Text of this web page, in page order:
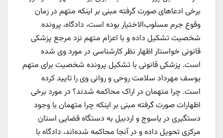
برخی ادعا‌های صورت گرفته مبنی بر اینکه متهم در زمان
وقوع جرم مسلوب‌الاختیار بوده است، دادگاه، پرونده
شخصیت تشکیل داده و با اعزام متهم نزد مرجع پزشکی
قانونی خواستار اظهار نظر کارشناسی در مورد وی شده
است. پزشکی قانونی با تشکیل پرونده شخصیت برای متهم
یوسف مهرداد سلامت روحی و روانی وی را تایید کرده
است. چرا متهمان در اراک محاکمه شدند؟ در مورد برخی
اظهارات صورت گرفته مبنی بر اینکه چرا متهمان با وجود
دستگیری در یاسوج و اردبیل به دستگاه قضایی استان
مرکزی تحویل داده و در آنجا محاکمه شده‌اند، دادگاه با